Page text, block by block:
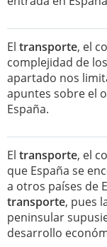
El transporte, el
complejidad de
apartado nos
apuntes sobre el
España.
El transporte, el
que España se
a otros países de
transporte, pues
peninsular
desarrollo